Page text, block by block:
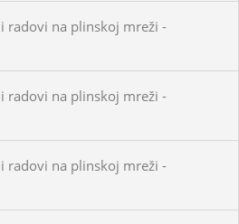
radovi na plinskoj mreži -
radovi na plinskoj mreži -
radovi na plinskoj mreži -